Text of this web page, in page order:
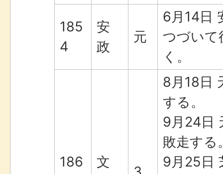
185
4
安
政
元
6月14日
つづいて
く。
186
文
8月18日
する。
9月24日
敗走する
9月25日